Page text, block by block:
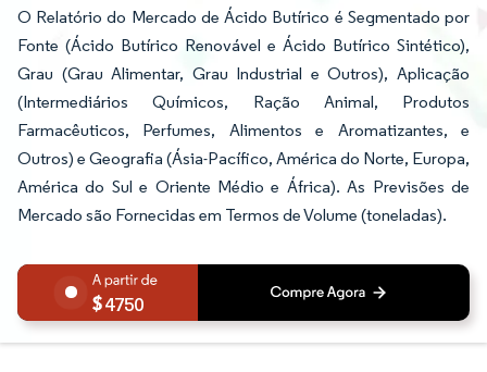
O Relatório do Mercado de Ácido Butírico é Segmentado por
Fonte (Ácido Butírico Renovável e Ácido Butírico Sintético),
Grau (Grau Alimentar, Grau Industrial e Outros), Aplicação
(Intermediários Químicos, Ração Animal, Produtos
Farmacêuticos, Perfumes, Alimentos e Aromatizantes, e
Outros) e Geografia (Ásia-Pacífico, América do Norte, Europa,
América do Sul e Oriente Médio e África). As Previsões de
Mercado são Fornecidas em Termos de Volume (toneladas).
4750